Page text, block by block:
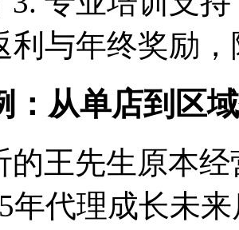
利与年终奖励
：从单店到区
的王先生原本
年代理成长未